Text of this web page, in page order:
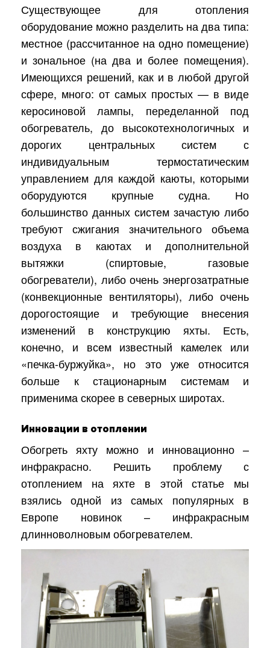
Существующее для отопления
оборудование можно разделить на два типа:
местное (рассчитанное на одно помещение)
и зональное (на два и более помещения).
Имеющихся решений, как и в любой другой
сфере, много: от самых простых — в виде
керосиновой лампы, переделанной под
обогреватель, до высокотехнологичных и
дорогих центральных систем с
индивидуальным термостатическим
управлением для каждой каюты, которыми
оборудуются крупные судна. Но
большинство данных систем зачастую либо
требуют сжигания значительного объема
воздуха в каютах и дополнительной
вытяжки (спиртовые, газовые
обогреватели), либо очень энергозатратные
(конвекционные вентиляторы), либо очень
дорогостоящие и требующие внесения
изменений в конструкцию яхты. Есть,
конечно, и всем известный камелек или
«печка-буржуйка», но это уже относится
больше к стационарным системам и
применима скорее в северных широтах.
Инновации в отоплении
Обогреть яхту можно и инновационно –
инфракрасно. Решить проблему с
отоплением на яхте в этой статье мы
взялись одной из самых популярных в
Европе новинок – инфракрасным
длинноволновым обогревателем.